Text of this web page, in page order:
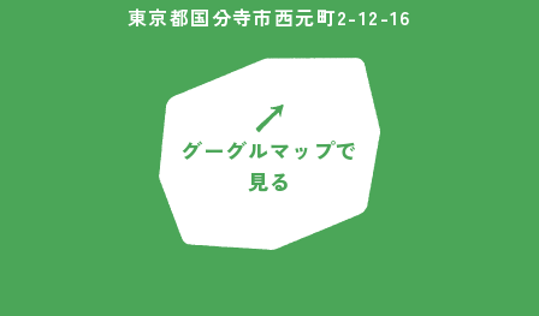
東京都国分寺市西元町2-12-16
グーグルマップで
見る